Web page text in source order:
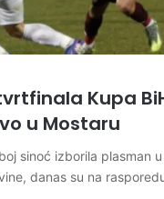
Kupa
u Mostaru
sinoć izborila plasman
danas su na